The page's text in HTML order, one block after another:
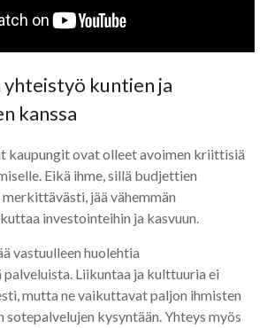
kuntien ja
kanssa
kaupungit ovat olleet avoimen kriittisiä
Eikä ihme, sillä budjettien
jää vähemmän
investointeihin ja kasvuun.
vastuulleen huolehtia
Liikuntaa ja kulttuuria ei
mutta ne vaikuttavat paljon ihmisten
sotepalvelujen kysyntään. Yhteys myös